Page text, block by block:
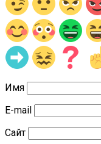
Имя
E-mail
Сайт